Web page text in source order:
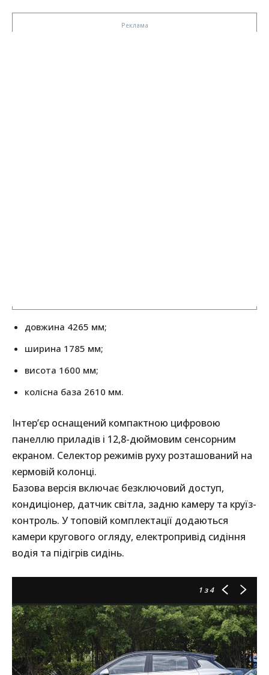
довжина 4265 мм;
ширина 1785 мм;
висота 1600 мм;
колісна база 2610 мм.
Інтер’єр оснащений компактною цифровою
панеллю приладів і 12,8-дюймовим сенсорним
екраном. Селектор режимів руху розташований на
кермовій колонці.
Базова версія включає безключовий доступ,
кондиціонер, датчик світла, задню камеру та круїз-
контроль. У топовій комплектації додаються
камери кругового огляду, електропривід сидіння
водія та підігрів сидінь.
1з 4